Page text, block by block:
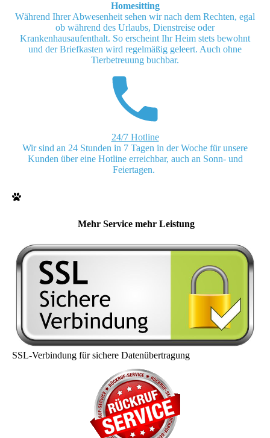
Homesitting
Während Ihrer Abwesenheit sehen wir nach dem Rechten, egal
ob während des Urlaubs, Dienstreise oder
Krankenhausaufenthalt. So erscheint Ihr Heim stets bewohnt
und der Briefkasten wird regelmäßig geleert. Auch ohne
Tierbetreuung buchbar.
24/7 Hotline
Wir sind an 24 Stunden in 7 Tagen in der Woche für unsere
Kunden über eine Hotline erreichbar, auch an Sonn- und
Feiertagen.
Mehr Service mehr Leistung
SSL-Verbindung für sichere Datenübertragung